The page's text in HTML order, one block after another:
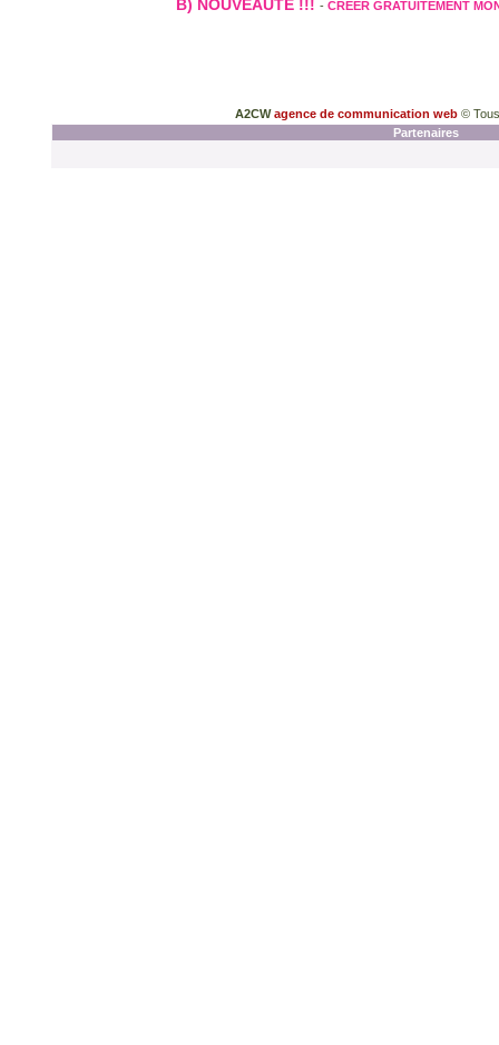
B) NOUVEAUTE !!! - CREER GRATUITEMENT
A2CWagence de communication web ©
Partenaires